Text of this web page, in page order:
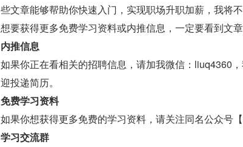
些文章能够帮助你快速入门，实现职场升职加薪，我将不
想要获得更多免费学习资料或内推信息，一定要看到文章
内推信息
如果你正在看相关的招聘信息，请加我微信：liuq4360
迎投递简历。
免费学习资料
如果你想获得更多免费的学习资料，请关注同名公众号
学习交流群